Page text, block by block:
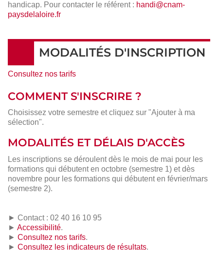
handicap. Pour contacter le référent : handi@cnam-
paysdelaloire.fr
MODALITÉS D'INSCRIPTION
Consultez nos tarifs
COMMENT S'INSCRIRE ?
Choisissez votre semestre et cliquez sur "Ajouter à ma
sélection".
MODALITÉS ET DÉLAIS D'ACCÈS
Les inscriptions se déroulent dès le mois de mai pour les
formations qui débutent en octobre (semestre 1) et dès
novembre pour les formations qui débutent en février/mars
(semestre 2).
► Contact : 02 40 16 10 95
► Accessibilité.
► Consultez nos tarifs.
► Consultez les indicateurs de résultats.